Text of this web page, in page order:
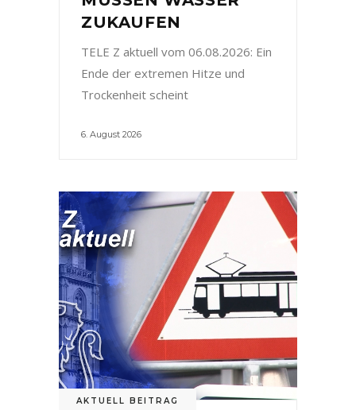
ZUKAUFEN
TELE Z aktuell vom 06.08.2026: Ein
Ende der extremen Hitze und
Trockenheit scheint
6. August 2026
AKTUELL BEITRAG